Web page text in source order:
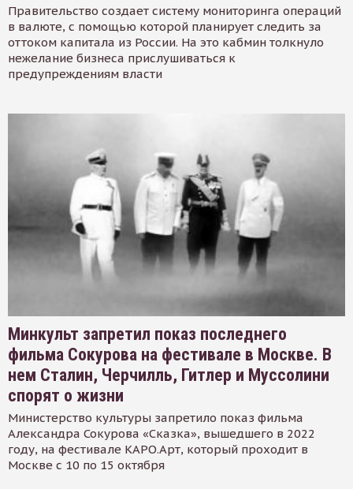
Правительство создает систему мониторинга операций
в валюте, с помощью которой планирует следить за
оттоком капитала из России. На это кабмин толкнуло
нежелание бизнеса прислушиваться к
предупреждениям власти
Минкульт запретил показ последнего
фильма Сокурова на фестивале в Москве. В
нем Сталин, Черчилль, Гитлер и Муссолини
спорят о жизни
Министерство культуры запретило показ фильма
Александра Сокурова «Сказка», вышедшего в 2022
году, на фестивале КАРО.Арт, который проходит в
Москве с 10 по 15 октября